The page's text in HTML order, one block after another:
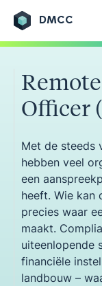
DMCC
Officer
Met de steeds
hebben veel
een
heeft. Wie kan
precies waar
maakt.
uiteenlopende
financiële
landbouw –